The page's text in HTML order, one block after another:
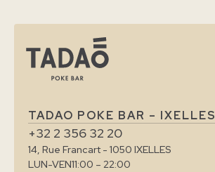
TADAO POKE BAR – IXELLES
+32 2 356 32 20
14, Rue Francart - 1050 IXELLES
LUN-VEN11:00 – 22:00